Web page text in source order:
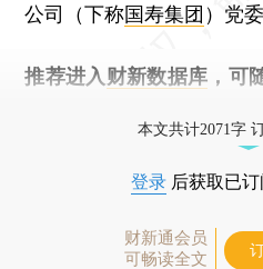
公司（下称国寿集团 ）党
推荐进入 财新数据库 ，可
本文共计2071字
登录 后获取已
财新通会员
可畅读全文